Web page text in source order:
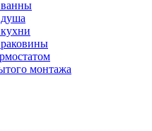
монтажа